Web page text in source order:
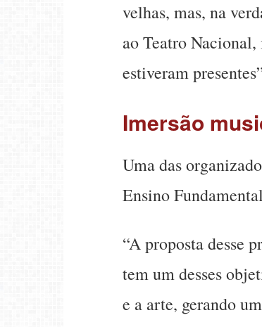
velhas, mas, na
ao Teatro
estiveram
Imersão
Uma das
Ensino
“A proposta desse
tem um desses
e a arte, gerando